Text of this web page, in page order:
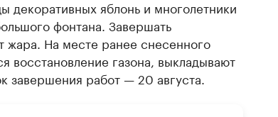
декоративных яблонь и многолетники
фонтана. Завершать
жара. На месте ранее снесенного
восстановление газона, выкладывают
завершения работ — 20 августа.